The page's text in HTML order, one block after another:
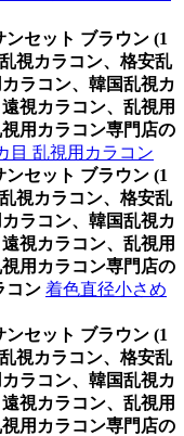
ンセット ブラウン (1
視カラコン、格安乱
ラコン、韓国乱視カ
視カラコン、乱視用
用カラコン専門店の
目 乱視用カラコン
ンセット ブラウン (1
視カラコン、格安乱
ラコン、韓国乱視カ
視カラコン、乱視用
用カラコン専門店の
コン 着色直径小さめ
ンセット ブラウン (1
視カラコン、格安乱
ラコン、韓国乱視カ
視カラコン、乱視用
用カラコン専門店の